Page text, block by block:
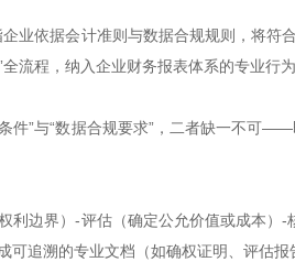
业依据会计准则与数据合规规则，将符
流程，纳入企业财务报表体系的专业行
件”与“数据合规要求”，二者缺一不可
利边界）-评估（确定公允价值或成本）
追溯的专业文档（如确权证明、评估报